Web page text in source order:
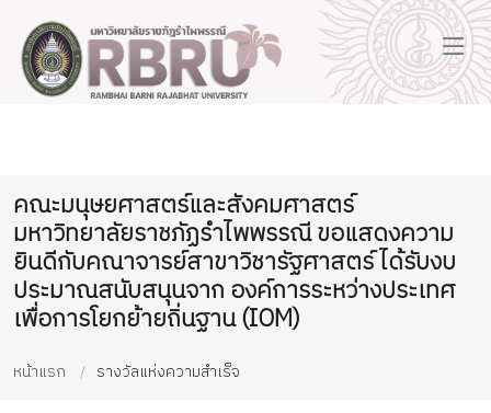
คณะมนุษยศาสตร์และสังคมศาสตร์
มหาวิทยาลัยราชภัฏรำไพพรรณี ขอแสดงความ
ยินดีกับคณาจารย์สาขาวิชารัฐศาสตร์ ได้รับงบ
ประมาณสนับสนุนจาก องค์การระหว่างประเทศ
เพื่อการโยกย้ายถิ่นฐาน (IOM)
หน้าแรก รางวัลแห่งความสำเร็จ